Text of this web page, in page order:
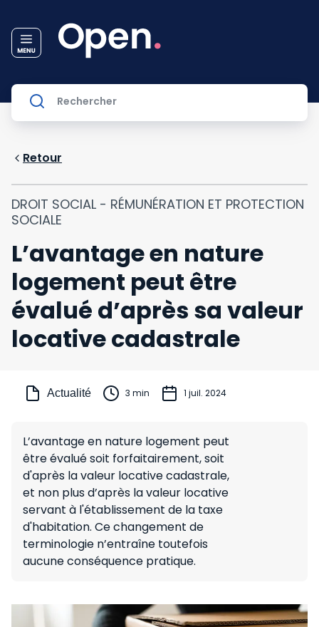
Retour
DROIT SOCIAL - RÉMUNÉRATION ET PROTECTION
SOCIALE
L’avantage en nature
logement peut être
évalué d’après sa valeur
locative cadastrale
Actualité 3 min 1 juil. 2024
L’avantage en nature logement peut
être évalué soit forfaitairement, soit
d'après la valeur locative cadastrale,
et non plus d’après la valeur locative
servant à l'établissement de la taxe
d'habitation. Ce changement de
terminologie n’entraîne toutefois
aucune conséquence pratique.